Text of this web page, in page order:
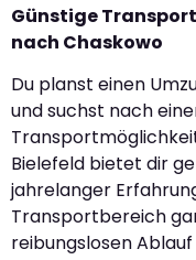
Günstige
nach Chaskowo
Du planst einen
und suchst nach
Bielefeld bietet dir
jahrelanger
Transportbereich
reibungslosen